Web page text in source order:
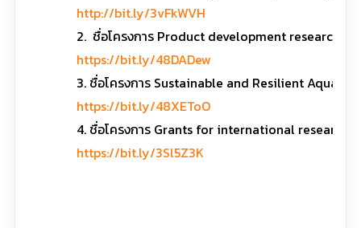
http://bit.ly/3vFkWVH
2. ชื่อโครงการ Product development research
https://bit.ly/48DADew
3. ชื่อโครงการ Sustainable and Resilient
https://bit.ly/48XEToO
4. ชื่อโครงการ Grants for international
https://bit.ly/3Sl5Z3K